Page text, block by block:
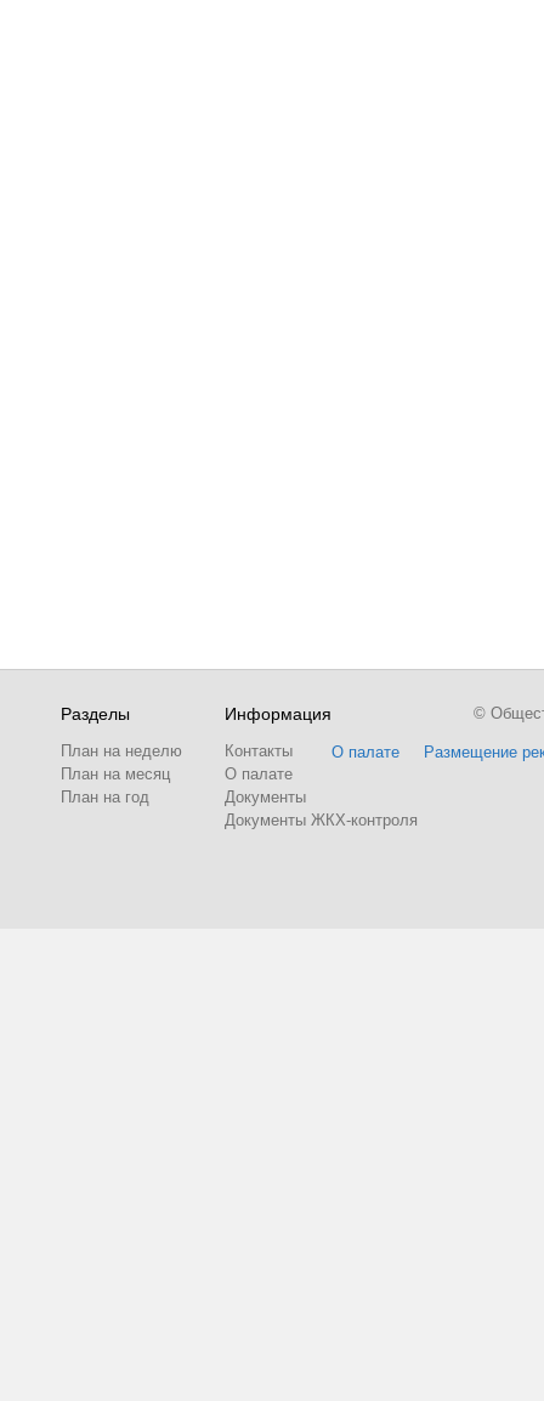
Разделы
План на неделю
План на месяц
План на год
Информация
Контакты
О палате
Документы
Документы ЖКХ-контроля
О палате Размещение
©